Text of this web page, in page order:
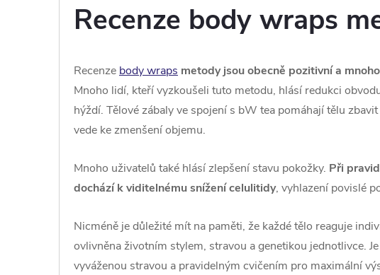
Recenze body wraps
Recenze body wraps metody jsou obecně pozitivní a
Mnoho lidí, kteří vyzkoušeli tuto metodu, hlásí redukci
hýždí. Tělové zábaly ve spojení s bW tea pomáhají tělu
vede ke zmenšení objemu.
Mnoho uživatelů také hlásí zlepšení stavu pokožky. Při
dochází k viditelnému snížení celulitidy, vyhlazení povislé
Nicméně je důležité mít na paměti, že každé tělo reaguje
ovlivněna životním stylem, stravou a genetikou jednotlivce.
vyváženou stravou a pravidelným cvičením pro maximální